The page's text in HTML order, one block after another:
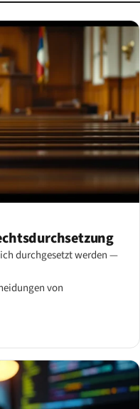
durchgesetzt werden —
von